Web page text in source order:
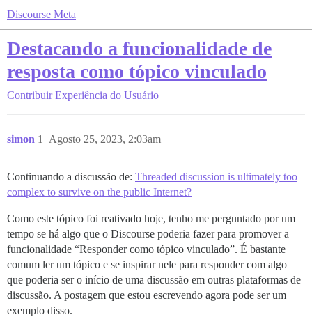
Discourse Meta
Destacando a funcionalidade de
resposta como tópico vinculado
Contribuir Experiência do Usuário
simon Agosto 25, 2023, 2:03am
1
Continuando a discussão de: Threaded discussion is ultimately too
complex to survive on the public Internet?
Como este tópico foi reativado hoje, tenho me perguntado por um
tempo se há algo que o Discourse poderia fazer para promover a
funcionalidade “Responder como tópico vinculado”. É bastante
comum ler um tópico e se inspirar nele para responder com algo
que poderia ser o início de uma discussão em outras plataformas de
discussão. A postagem que estou escrevendo agora pode ser um
exemplo disso.